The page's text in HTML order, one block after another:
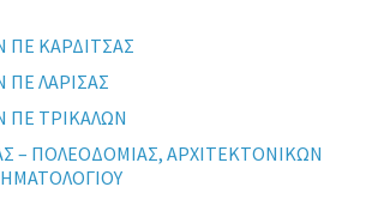
ΚΑΡΔΙΤΣΑΣ
ΛΑΡΙΣΑΣ
ΠΕ ΤΡΙΚΑΛΩΝ
– ΠΟΛΕΟΔΟΜΙΑΣ, ΑΡΧΙΤΕΚΤΟΝΙΚΩΝ